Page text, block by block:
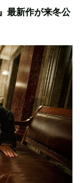
最新作が来冬公